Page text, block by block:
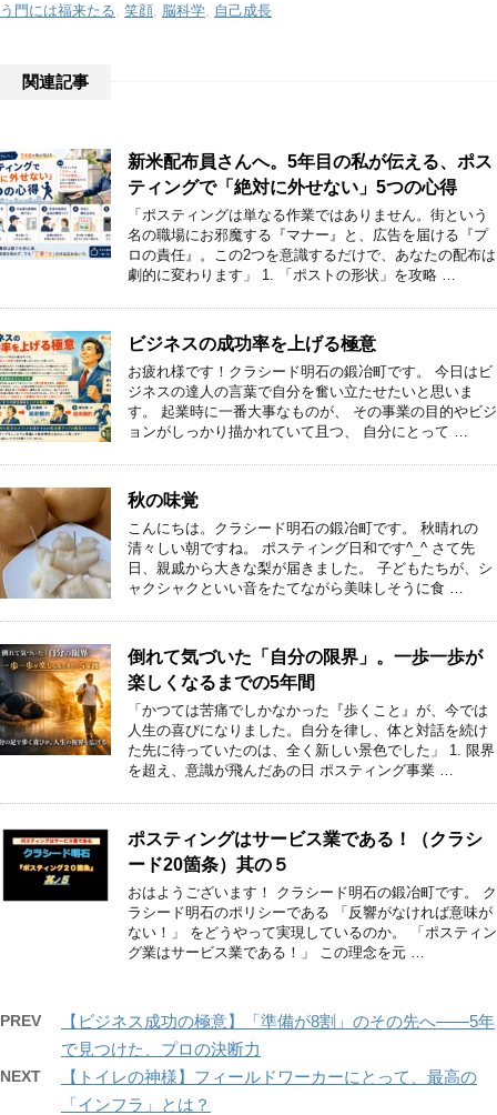
う門には福来たる 笑顔 脳科学 自己成長
関連記事
新米配布員さんへ。5年目の私が伝える、ポス
ティングで「絶対に外せない」5つの心得
「ポスティングは単なる作業ではありません。街という
名の職場にお邪魔する『マナー』と、広告を届ける『プ
ロの責任』。この2つを意識するだけで、あなたの配布は
劇的に変わります」 1. 「ポストの形状」を攻略 …
ビジネスの成功率を上げる極意
お疲れ様です！クラシード明石の鍛冶町です。 今日はビ
ジネスの達人の言葉で自分を奮い立たせたいと思いま
す。 起業時に一番大事なものが、 その事業の目的やビジ
ョンがしっかり描かれていて且つ、 自分にとって …
秋の味覚
こんにちは。クラシード明石の鍛冶町です。 秋晴れの
清々しい朝ですね。 ポスティング日和です^_^ さて先
日、親戚から大きな梨が届きました。 子どもたちが、シ
ャクシャクといい音をたてながら美味しそうに食 …
倒れて気づいた「自分の限界」。一歩一歩が
楽しくなるまでの5年間
「かつては苦痛でしかなかった『歩くこと』が、今では
人生の喜びになりました。自分を律し、体と対話を続け
た先に待っていたのは、全く新しい景色でした」 1. 限界
を超え、意識が飛んだあの日 ポスティング事業 …
ポスティングはサービス業である！（クラシ
ード20箇条）其の５
おはようございます！ クラシード明石の鍛冶町です。 ク
ラシード明石のポリシーである 「反響がなければ意味が
ない！」 をどうやって実現しているのか。 「ポスティン
グ業はサービス業である！」 この理念を元 …
PREV
【ビジネス成功の極意】「準備が8割」のその先へ――5年
で見つけた、プロの決断力
NEXT
【トイレの神様】フィールドワーカーにとって、最高の
「インフラ」とは？